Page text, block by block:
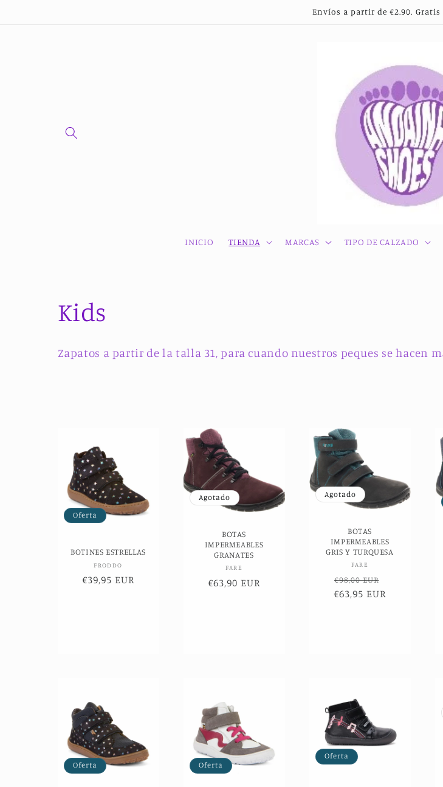
Envíos a partir de €2.90.
INICIO TIENDA MARCAS TIPO DE CALZADO
C
o
i
ó
Kids
Zapatos a partir de la talla 31, para cuando nuestros peques se hacen
Oferta
BOTINES ESTRELLAS
Proveedor:
FRODDO
Precio
€39,95 EUR
Agotado
BOTAS
IMPERMEABLES
GRANATES
Proveedor:
FARE
Precio
€63,90 EUR
Agotado
BOTAS
IMPERMEABLES
GRIS Y TURQUESA
Proveedor:
FARE
Precio
habitual
€98,00 EUR
de
€63,95 EUR
Oferta Oferta
Oferta